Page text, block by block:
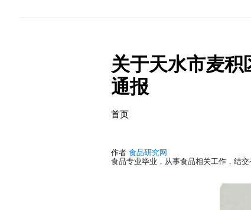
关于天水市麦
通报
首页
作者食品研究网
食品专业毕业，从事食品相关工作，结交